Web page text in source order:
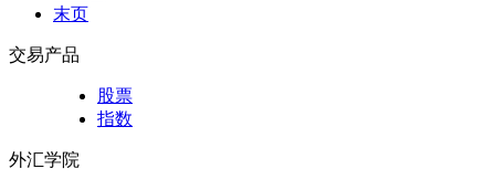
末页
交易产品
股票
指数
外汇学院